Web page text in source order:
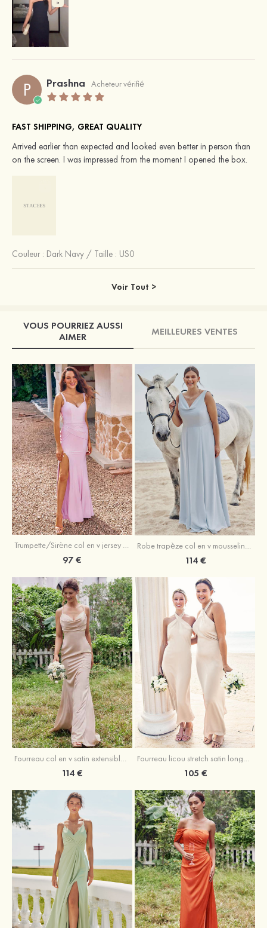
P Prashna Acheteur vérifié
FAST SHIPPING, GREAT QUALITY
Arrived earlier than expected and looked even better in person than
on the screen. I was impressed from the moment I opened the box.
Couleur : Dark Navy / Taille : US0
Voir Tout >
VOUS POURRIEZ AUSSI
AIMER
MEILLEURES VENTES
Trumpette/Sirène col en v jersey ras du sol robe de demoiselle d'honneur
97 € 114 €
Fourreau col en v satin extensible ras du sol robe de demoiselle d'honneur
114 €
Fourreau licou stretch satin longueur cheville robe de demoiselle d'honneur
105 €